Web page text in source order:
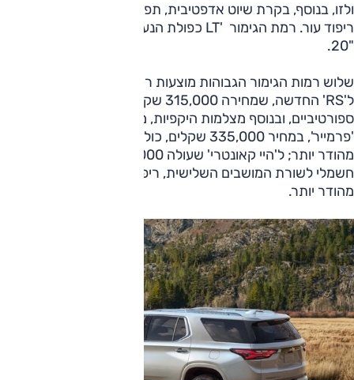
ולזו, בנוסף, בקרת שיוט אדפטיבית, תפעול חשמלי למושב הנוסע,
ריפוד עור. רמת הגימור 'LT כפולת הנעה', כוללת, בנוסף, חישוקי
"20.
שלוש רמות הגימור הגבוהות מוצעות רק בצמוד להנעה כפולה.
ל'RS' החדשה, שמחירה 315,000 שקלים, כאמור פריטי עיצוב
ספורטיביים, ובנוסף מצלמות היקפיות, מערכת שמע משודרגת;
'פרמייר', במחיר 335,000 שקלים, כוללת מחוונים אחרים, ריפוד
חשמלי לשורת המושבים השלישית, ריפוד עור נאה יותר וגימור
מהודר יותר.